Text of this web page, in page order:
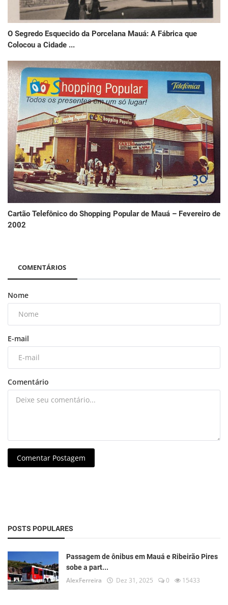
O Segredo Esquecido da Porcelana Mauá: A Fábrica que
Colocou a Cidade ...
Cartão Telefônico do Shopping Popular de Mauá – Fevereiro de
2002
COMENTÁRIOS
Nome
E-mail
Comentário
Comentar Postagem
POSTS POPULARES
Passagem de ônibus em Mauá e Ribeirão Pires
sobe a part...
AlexFerreira Dez 31, 2025 0 15433